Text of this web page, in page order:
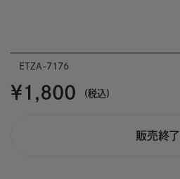
ETZA-7176
￥1,800 (税込)
販売終了